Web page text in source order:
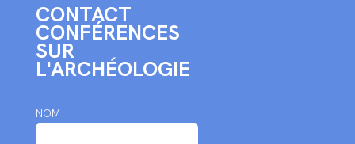
CONTACT
CONFÉRENCES
SUR
L'ARCHÉOLOGIE
NOM